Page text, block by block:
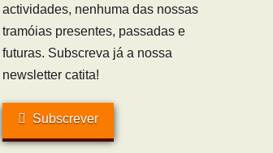
actividades, nenhuma das nossas
tramóias presentes, passadas e
futuras. Subscreva já a nossa
newsletter catita!
Subscrever